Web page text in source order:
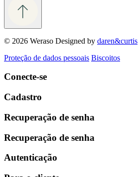
© 2026 Weraso Designed by daren&curtis
Proteção de dados pessoais Biscoitos
Conecte-se
Cadastro
Recuperação de senha
Recuperação de senha
Autenticação